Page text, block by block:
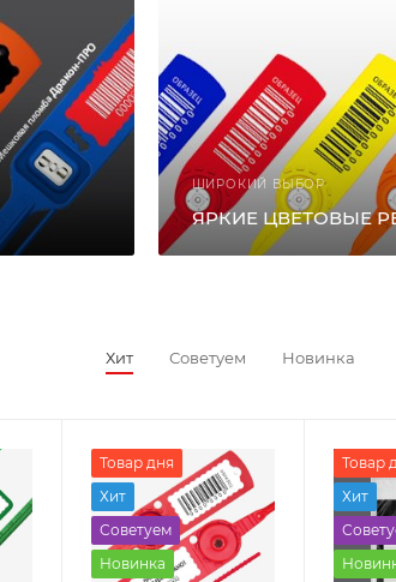
ШИРОКИЙ ВЫБОР
ЯРКИЕ ЦВЕТОВЫЕ
Хит Советуем Новинка
Товар дня
Хит
Советуем
Новинка
Товар
Хит